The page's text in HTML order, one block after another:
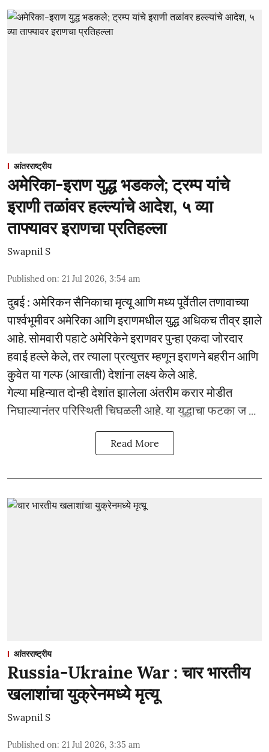
आंतरराष्ट्रीय
अमेरिका-इराण युद्ध भडकले; ट्रम्प यांचे
इराणी तळांवर हल्ल्यांचे आदेश, ५ व्या
ताफ्यावर इराणचा प्रतिहल्ला
Swapnil S
Published on: 21 Jul 2026, 3:54 am
दुबई : अमेरिकन सैनिकाचा मृत्यू आणि मध्य पूर्वेतील तणावाच्या
पार्श्वभूमीवर अमेरिका आणि इराणमधील युद्ध अधिकच तीव्र झाले
आहे. सोमवारी पहाटे अमेरिकेने इराणवर पुन्हा एकदा जोरदार
हवाई हल्ले केले, तर त्याला प्रत्युत्तर म्हणून इराणने बहरीन आणि
कुवेत या गल्फ (आखाती) देशांना लक्ष्य केले आहे.
गेल्या महिन्यात दोन्ही देशांत झालेला अंतरीम करार मोडीत
निघाल्यानंतर परिस्थिती चिघळली आहे. या युद्धाचा फटका ज ...
Read More
आंतरराष्ट्रीय
Russia-Ukraine War : चार भारतीय
खलाशांचा युक्रेनमध्ये मृत्यू
Swapnil S
Published on: 21 Jul 2026, 3:35 am